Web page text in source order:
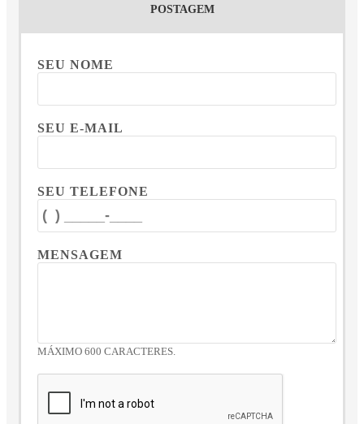
POSTAGEM
SEU NOME
SEU E-MAIL
SEU TELEFONE
MENSAGEM
MÁXIMO 600 CARACTERES.